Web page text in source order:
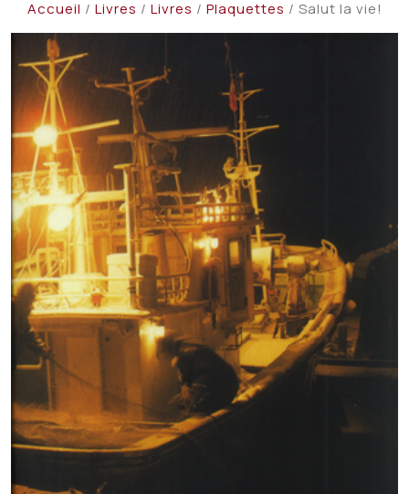
Accueil / Livres / Livres / Plaquettes / Salut la vie!